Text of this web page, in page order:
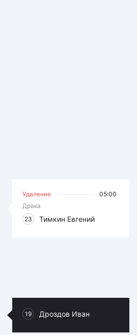
Удаление
05:00
Драка
23
Тимкин Евгений
19 Дроздов Иван